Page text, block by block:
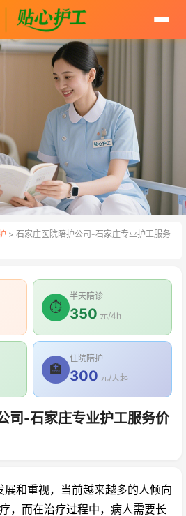
> 石家庄医院陪护公司-石家庄专业护工服务
⏱
半天陪诊
350 元/4h
🏥
住院陪护
300 元/天起
司-石家庄专业护工服务价
重视，当前越来越多的人倾向
，而在治疗过程中，病人需要长